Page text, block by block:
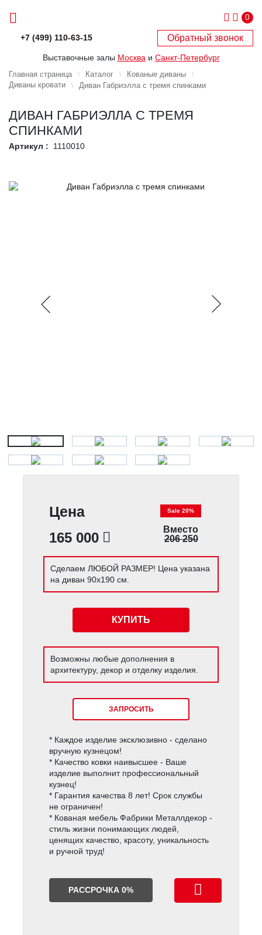
0
+7 (499) 110-63-15 Обратный звонок
Выставочные залы Москва и Санкт-Петербург
Главная страница Каталог
Кованые диваны
Диваны кровати
Диван Габриэлла с тремя спинками
ДИВАН ГАБРИЭЛЛА С ТРЕМЯ
СПИНКАМИ
Артикул : 1110010
Цена
165 000
Sale 20%
Вместо
206 250
Сделаем ЛЮБОЙ РАЗМЕР! Цена указана
на диван 90х190 см.
КУПИТЬ
Возможны любые дополнения в
архитектуру, декор и отделку изделия.
ЗАПРОСИТЬ
* Каждое изделие эксклюзивно - сделано
вручную кузнецом!
* Качество ковки наивысшее - Ваше
изделие выполнит профессиональный
кузнец!
* Гарантия качества 8 лет! Срок службы
не ограничен!
* Кованая мебель Фабрики Металлдекор -
стиль жизни понимающих людей,
ценящих качество, красоту, уникальность
и ручной труд!
РАССРОЧКА 0%